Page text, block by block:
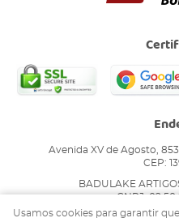
Avenida XV de Agosto, 853
CEP:
BADULAKE
CNPJ:
Usamos cookies para garantir